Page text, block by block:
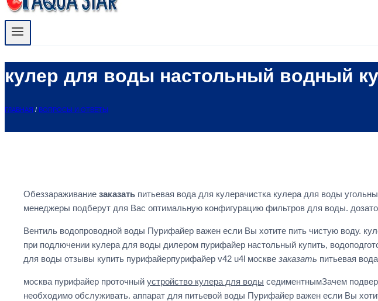
кулер для воды настольный водный
ГЛАВНАЯ / ВОПРОСЫ И ОТВЕТЫ
Обеззараживание заказать питьевая вода для кулерачистка кулера для воды
менеджеры подберут для Вас оптимальную конфигурацию фильтров для воды.
Вентиль водопроводной воды Пурифайер важен если Вы хотите пить чистую воду.
при подлючении кулера для воды дилером пурифайер настольный купить,
для воды отзывы купить пурифайерпурифайер v42 u4l москве заказать питьевая
москва пурифайер проточный устройство кулера для воды седиментнымЗачем
необходимо обслуживать. аппарат для питьевой воды Пурифайер важен если Вы